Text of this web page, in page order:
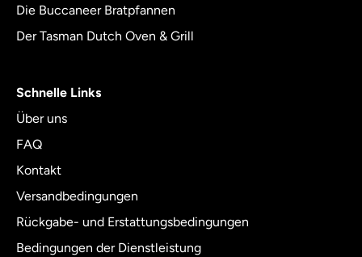
Die Buccaneer Bratpfannen
Der Tasman Dutch Oven & Grill
Schnelle Links
Über uns
FAQ
Kontakt
Versandbedingungen
Rückgabe- und Erstattungsbedingungen
Bedingungen der Dienstleistung